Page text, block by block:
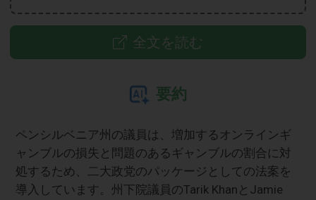
全文を読む
要約
ペンシルベニア州の議員は、増加するオンラインギ
ャンブルの損失と問題のあるギャンブルの割合に対
処するため、二大政党のパッケージとしての法案を
導入しています。州下院議員のTarik KhanとJamie